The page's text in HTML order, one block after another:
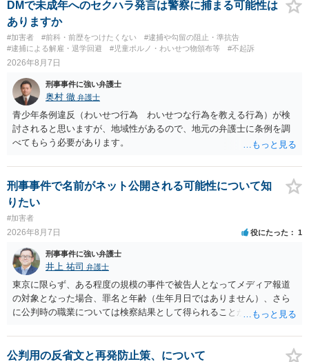
DMで未成年へのセクハラ発言は警察に捕まる可能性は
ありますか
#加害者 #前科・前歴をつけたくない
#逮捕や勾留の阻止・準抗告
#逮捕による解雇・退学回避
#児童ポルノ・わいせつ物頒布等 #不起訴
2026年8月7日
刑事事件に強い弁護士
奥村 徹 弁護士
青少年条例違反（わいせつ行為 わいせつな行為を教える行為）が検
討されると思いますが、地域性があるので、地元の弁護士に条例を調
べてもらう必要があります。
刑事事件で名前がネット公開される可能性について知
りたい
#加害者
2026年8月7日 役にたった 1
刑事事件に強い弁護士
井上 祐司 弁護士
東京に限らず、ある程度の規模の事件で被告人となってメディア報道
の対象となった場合、罪名と年齢（生年月日ではありません）、さら
に公判時の職業については検察結果として得られることが通常です。
公判用の反省文と再発防止策、について